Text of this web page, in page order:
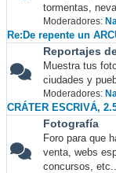
tormentas,
Moderadores:
Re:De repente un
Reportajes
Muestra tus
ciudades y
Moderadores:
CRÁTER ESCRIVÁ,
Fotografía
Foro para que
venta, webs
concursos, etc...